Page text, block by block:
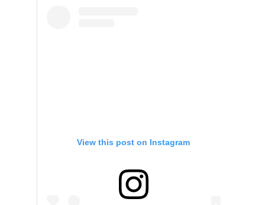
View this post on Instagram